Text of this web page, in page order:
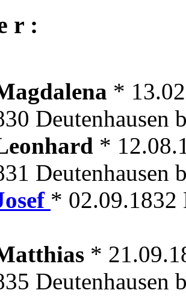
r :
*
Deutenhausen
*
Deutenhausen
* 02.09.1832
*
Deutenhausen